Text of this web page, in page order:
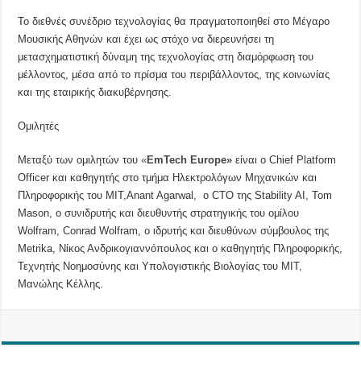
Το διεθνές συνέδριο τεχνολογίας θα πραγματοποιηθεί στο Μέγαρο
Μουσικής Αθηνών και έχει ως στόχο να διερευνήσει τη
μετασχηματιστική δύναμη της τεχνολογίας στη διαμόρφωση του
μέλλοντος, μέσα από το πρίσμα του περιβάλλοντος, της κοινωνίας
και της εταιρικής διακυβέρνησης.
Ομιλητές
Μεταξύ των ομιλητών του«EmTech Europe» είναι ο Chief Platform
Officer και καθηγητής στο τμήμα Ηλεκτρολόγων Μηχανικών και
Πληροφορικής του ΜΙΤ,Anant Agarwal, ο CTO της Stability AI, Tom
Mason, ο συνιδρυτής και διευθυντής στρατηγικής του ομίλου
Wolfram, Conrad Wolfram, ο ιδρυτής και διευθύνων σύμβουλος της
Metrika, Νίκος Ανδρικογιαννόπουλος και ο καθηγητής Πληροφορικής,
Τεχνητής Νοημοσύνης και Υπολογιστικής Βιολογίας του ΜΙΤ,
Μανώλης Κέλλης.